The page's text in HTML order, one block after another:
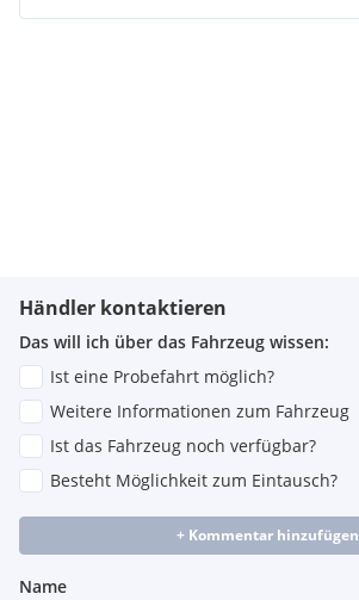
Händler kontaktieren
Das will ich über das Fahrzeug wissen:
Ist eine Probefahrt möglich?
Weitere Informationen zum Fahrzeug
Ist das Fahrzeug noch verfügbar?
Besteht Möglichkeit zum Eintausch?
+ Kommentar hinzufügen
Name